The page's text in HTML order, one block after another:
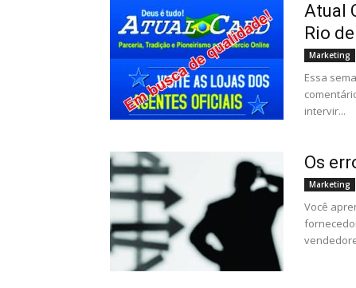
Atual
Rio
Marketing
Essa
intervir...
Os
Marketing
Você